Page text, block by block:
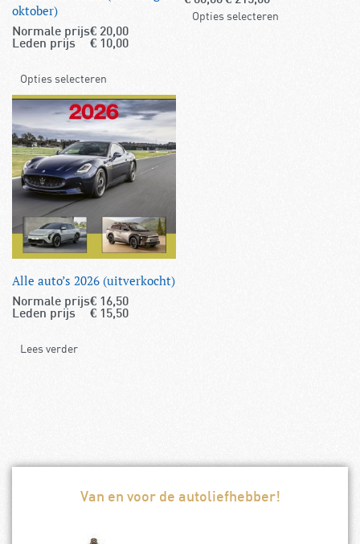
oktober)
Normale prijs€ 20,00
Leden prijs
€ 10,00
Opties selecteren
Opties selecteren
Alle auto’s 2026 (uitverkocht)
Normale prijs€ 16,50
Leden prijs
€ 15,50
Lees verder
Van en voor de autoliefhebber!